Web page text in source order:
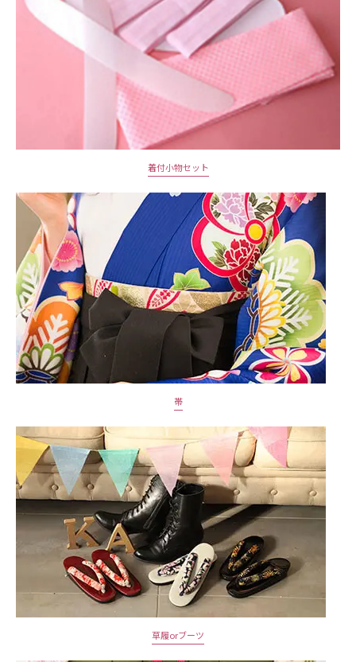
着付小物セット
帯
草履orブーツ